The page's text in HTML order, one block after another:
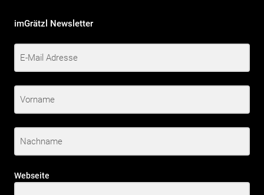
imGrätzl Newsletter
Webseite